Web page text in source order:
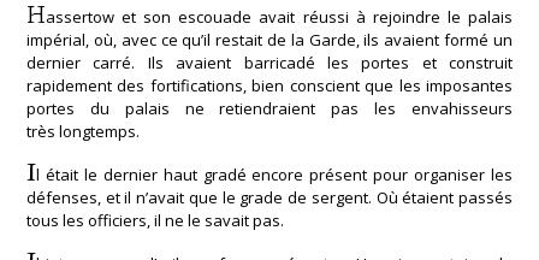
Hassertow et son escouade avait réussi à rejoindre le palais
impérial, où, avec ce qu’il restait de la Garde, ils avaient formé un
dernier carré. Ils avaient barricadé les portes et construit
rapidement des fortifications, bien conscient que les imposantes
portes du palais ne retiendraient pas les envahisseurs
très longtemps.
Il était le dernier haut gradé encore présent pour organiser les
défenses, et il n’avait que le grade de sergent. Où étaient passés
tous les officiers, il ne le savait pas.